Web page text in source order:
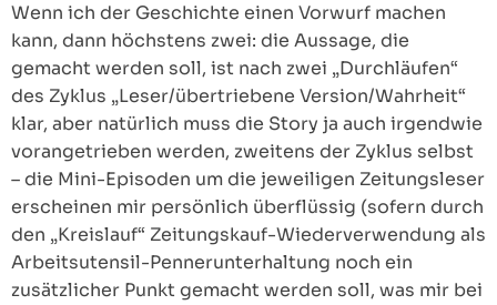
Wenn ich der Geschichte einen Vorwurf machen
kann, dann höchstens zwei: die Aussage, die
gemacht werden soll, ist nach zwei „Durchläufen“
des Zyklus „Leser/übertriebene Version/Wahrheit“
klar, aber natürlich muss die Story ja auch irgendwie
vorangetrieben werden, zweitens der Zyklus selbst
– die Mini-Episoden um die jeweiligen Zeitungsleser
erscheinen mir persönlich überflüssig (sofern durch
den „Kreislauf“ Zeitungskauf-Wiederverwendung als
Arbeitsutensil-Pennerunterhaltung noch ein
zusätzlicher Punkt gemacht werden soll, was mir bei